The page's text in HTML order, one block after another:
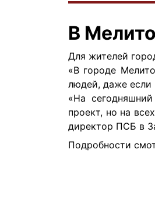
В
Для жителей
«В городе
людей, даже если
«На
проект, но на
директор ПСБ в
Подробности